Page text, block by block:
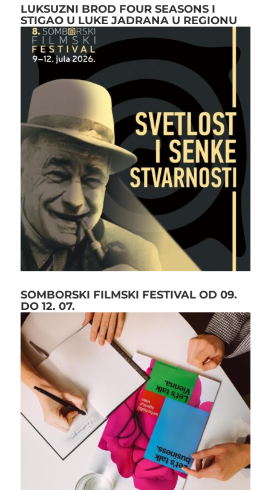
LUKSUZNI BROD FOUR SEASONS I
STIGAO U LUKE JADRANA U REGIONU
SOMBORSKI FILMSKI FESTIVAL OD 09.
DO 12. 07.